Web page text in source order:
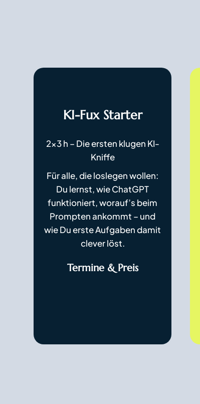
KI-Fux Starter
2×3 h – Die ersten klugen KI-
Kniffe
Für alle, die loslegen wollen:
Du lernst, wie ChatGPT
funktioniert, worauf’s beim
Prompten ankommt – und
wie Du erste Aufgaben damit
clever löst.
Termine & Preis